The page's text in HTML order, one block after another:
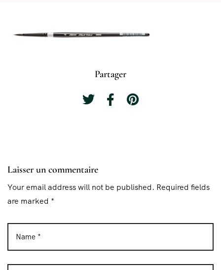
Partager
Laisser un commentaire
Your email address will not be published. Required fields
are marked *